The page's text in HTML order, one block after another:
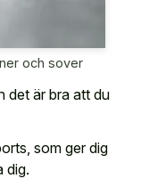
och sover
det är bra att du
som ger dig
dig.